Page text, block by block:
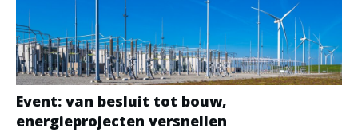
Event: van besluit tot bouw,
energieprojecten versnellen